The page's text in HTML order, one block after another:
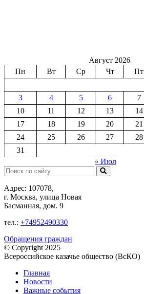
Август 2026
Пн
Вт Ср Чт Пт
3
4 5 6 7
10
11 12 13 14
17
18 19 20 21
24
25 26 27 28
31
« Июл
Поиск:
Адрес: 107078,
г. Москва, улица Новая
Басманная, дом. 9
тел.: +74952490330
Обращения граждан
© Copyright 2025
Всероссийское казачье общество (ВсКО)
Главная
Новости
Важные события